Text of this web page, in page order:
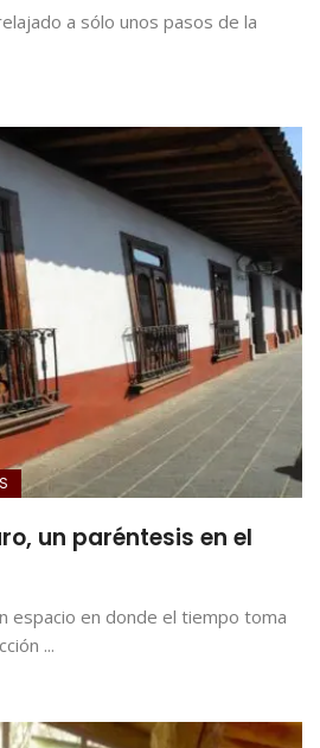
a sólo unos pasos de la
un paréntesis en el
espacio en donde el tiempo toma
...